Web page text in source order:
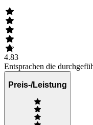
4.83
Entsprachen die
Preis-/Leistung